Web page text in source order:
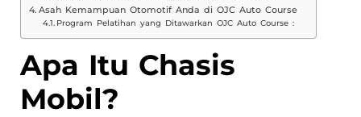
Asah Kemampuan Otomotif Anda di OJC Auto Course
Program Pelatihan yang Ditawarkan OJC Auto Course :
Apa Itu Chasis
Mobil?